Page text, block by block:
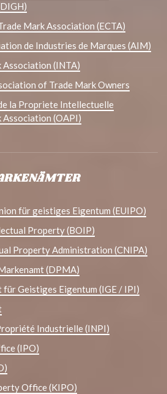
Mark Association (ECTA)
de Industries de Marques (AIM)
(INTA)
of Trade Mark Owners
la Propriete Intellectuelle
(OAPI)
für geistiges Eigentum (EUIPO)
Property (BOIP)
Property Administration (CNIPA)
(DPMA)
Geistiges Eigentum (IGE / IPI)
Industrielle (INPI)
(IPO)
Office (KIPO)